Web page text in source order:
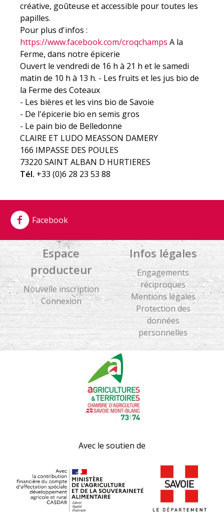
créative, goûteuse et accessible pour toutes les
papilles.
Pour plus d'infos :
https://www.facebook.com/croqchamps A la
Ferme, dans notre épicerie
Ouvert le vendredi de 16 h à 21 h et le samedi
matin de 10 h à 13 h. - Les fruits et les jus bio de
la Ferme des Coteaux
- Les bières et les vins bio de Savoie
- De l'épicerie bio en semis gros
- Le pain bio de Belledonne
CLAIRE ET LUDO MEASSON DAMERY
166 IMPASSE DES POULES
73220 SAINT ALBAN D HURTIERES
Tél. +33 (0)6 28 23 53 88
Facebook
Infos légales
Engagements
réciproques
Mentions légales
Protection des
données
personnelles
Espace
producteur
Nouvelle inscription
Connexion
Avec le soutien de